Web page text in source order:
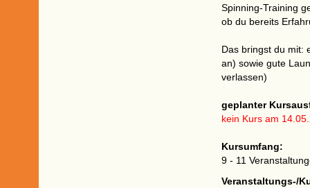
Spinning-Training
ob du bereits
Das bringst du mit:
an) sowie gute
verlassen)
geplanter
kein Kurs am
Kursumfang:
9 - 11
Veranstaltungs-/